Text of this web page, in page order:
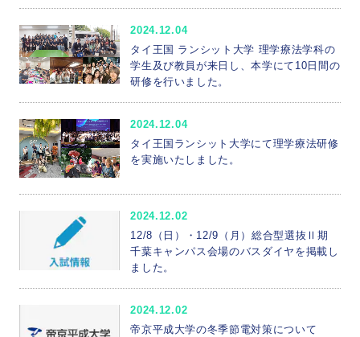
2024.12.04
タイ王国 ランシット大学 理学療法学科の
学生及び教員が来日し、本学にて10日間の
研修を行いました。
2024.12.04
タイ王国ランシット大学にて理学療法研修
を実施いたしました。
2024.12.02
12/8（日）・12/9（月）総合型選抜Ⅱ期
千葉キャンパス会場のバスダイヤを掲載し
ました。
2024.12.02
帝京平成大学の冬季節電対策について